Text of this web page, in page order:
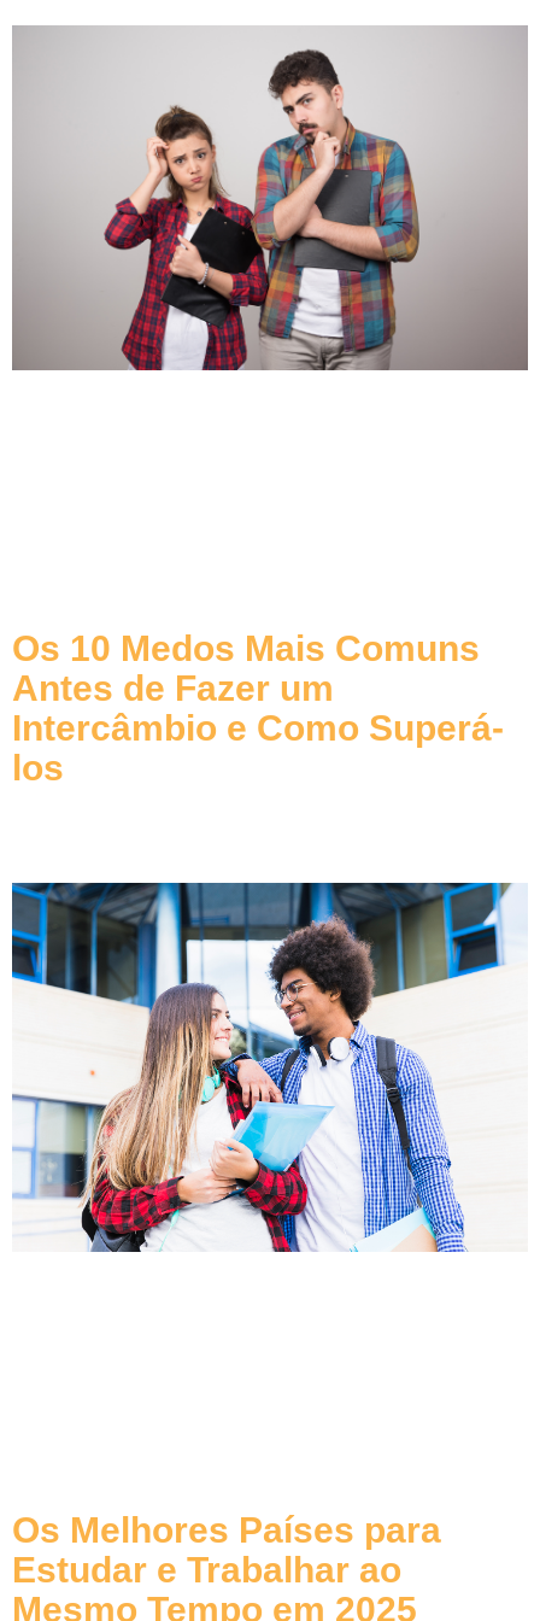
Os 10 Medos Mais Comuns
Antes de Fazer um
Intercâmbio e Como Superá-
los
Os Melhores Países para
Estudar e Trabalhar ao
Mesmo Tempo em 2025